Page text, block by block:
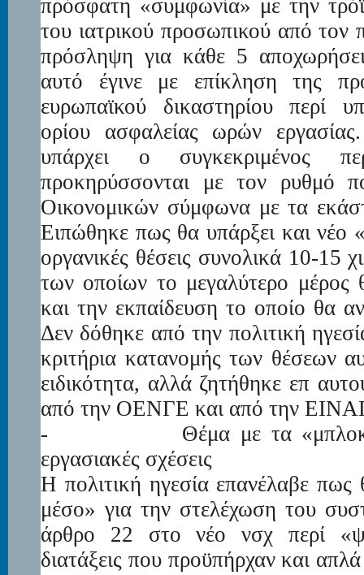
πρόσφατη «συμφωνία» με την
του ιατρικού προσωπικού από τον
πρόσληψη για κάθε 5
αυτό έγινε με επίκληση της
ευρωπαϊκού δικαστηρίου περί
ορίου ασφαλείας ωρών
υπάρχει ο συγκεκριμένος
προκηρύσσονται με τον ρυθμό
Οικονομικών σύμφωνα με τα
Ειπώθηκε πως θα υπάρξει και νέο
οργανικές θέσεις συνολικά 10-15
των οποίων το μεγαλύτερο
και την εκπαίδευση το οποίο θα
Δεν δόθηκε από την πολιτική
κριτήρια κατανομής των θέσεων
ειδικότητα, αλλά ζητήθηκε επ
από την ΟΕΝΓΕ και από την
-
Θέμα με τα
εργασιακές σχέσεις
Η πολιτική ηγεσία επανέλαβε πως
μέσο» για την στελέχωση του
άρθρο 22 στο νέο νσχ περί
διατάξεις που προϋπήρχαν και